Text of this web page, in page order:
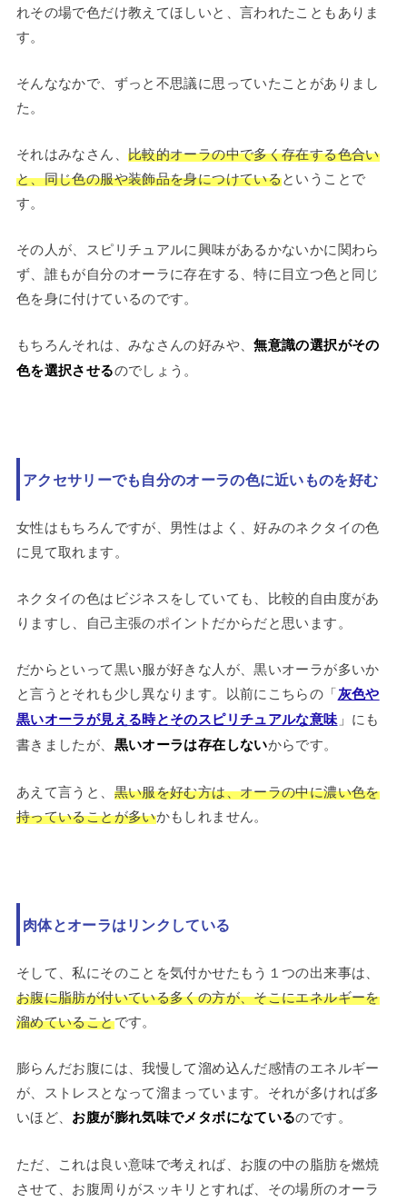
れその場で色だけ教えてほしいと、言われたこともありま
す。
そんななかで、ずっと不思議に思っていたことがありまし
た。
それはみなさん、 比較的オーラの中で多く存在する色合い
と、同じ色の服や装飾品を身につけているということで
す。
その人が、スピリチュアルに興味があるかないかに関わら
ず、誰もが自分のオーラに存在する、特に目立つ色と同じ
色を身に付けているのです。
もちろんそれは、みなさんの好みや、無意識の選択がその
色を選択させるのでしょう。
アクセサリーでも自分のオーラの色に近いものを好む
女性はもちろんですが、男性はよく、好みのネクタイの色
に見て取れます。
ネクタイの色はビジネスをしていても、比較的自由度があ
りますし、自己主張のポイントだからだと思います。
だからといって黒い服が好きな人が、黒いオーラが多いか
と言うとそれも少し異なります。以前にこちらの「灰色や
黒いオーラが見える時とそのスピリチュアルな意味」にも
書きましたが、 黒いオーラは存在しないからです。
あえて言うと、 黒い服を好む方は、オーラの中に濃い色を
持っていることが多いかもしれません。
肉体とオーラはリンクしている
そして、私にそのことを気付かせたもう１つの出来事は、
お腹に脂肪が付いている多くの方が、そこにエネルギーを
溜めていることです。
膨らんだお腹には、我慢して溜め込んだ感情のエネルギー
が、ストレスとなって溜まっています。それが多ければ多
いほど、 お腹が膨れ気味でメタボになているのです。
ただ、これは良い意味で考えれば、お腹の中の脂肪を燃焼
させて、お腹周りがスッキリとすれば、その場所のオーラ